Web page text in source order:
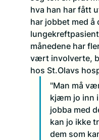
hva han har fått
har jobbet med
månedene har
vært involverte,
hos St.Olavs
"Man må
kjæm jo inn
jobba med
kan jo ikke
dem som